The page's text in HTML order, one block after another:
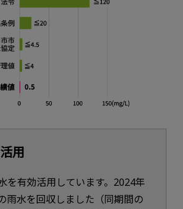
用
を有効活用しています。2024年
雨水を回収しました（同期間の